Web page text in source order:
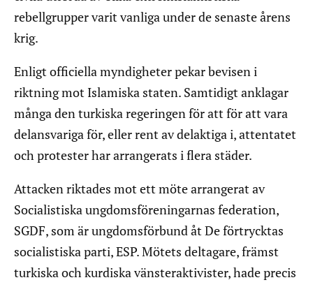
rebellgrupper varit vanliga under de senaste årens
krig.
Enligt officiella myndigheter pekar bevisen i
riktning mot Islamiska staten. Samtidigt anklagar
många den turkiska regeringen för att för att vara
delansvariga för, eller rent av delaktiga i, attentatet
och protester har arrangerats i flera städer.
Attacken riktades mot ett möte arrangerat av
Socialistiska ungdomsföreningarnas federation,
SGDF, som är ungdomsförbund åt De förtrycktas
socialistiska parti, ESP. Mötets deltagare, främst
turkiska och kurdiska vänsteraktivister, hade precis